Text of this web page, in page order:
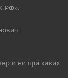
и ни при каких